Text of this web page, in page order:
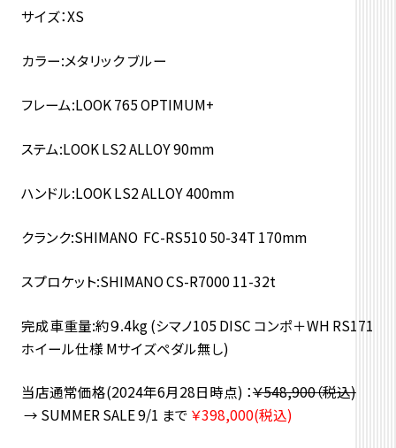
サイズ：XS
カラー:メタリック ブルー
フレーム:LOOK 765 OPTIMUM+
ステム:LOOK LS2 ALLOY 90mm
ハンドル:LOOK LS2 ALLOY 400mm
クランク:SHIMANO FC-RS510 50-34T 170mm
スプロケット:SHIMANO CS-R7000 11-32t
完成車重量:約９.4kg (シマノ105 DISC コンポ＋WH RS171
ホイール仕様 Mサイズペダル無し)
当店通常価格(2024年6月28日時点) ：￥548,900（税込)
→ SUMMER SALE 9/1 まで ￥398,000(税込)